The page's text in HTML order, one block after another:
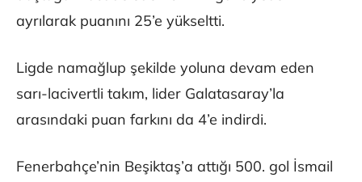
ayrılarak puanını 25’e yükseltti.
Ligde namağlup şekilde yoluna devam eden
sarı-lacivertli takım, lider Galatasaray’la
arasındaki puan farkını da 4’e indirdi.
Fenerbahçe’nin Beşiktaş’a attığı 500. gol İsmail